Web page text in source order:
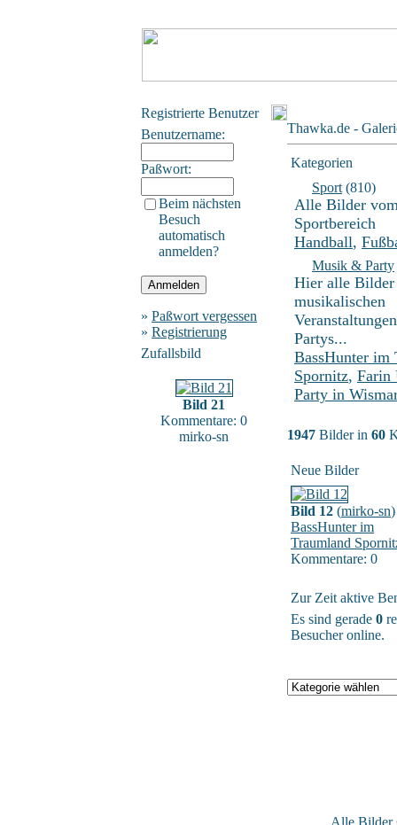
Registrierte Benutzer
Benutzername:
Paßwort:
Beim nächsten
Besuch
automatisch
anmelden?
» Paßwort vergessen
» Registrierung
Zufallsbild
Bild 21
Kommentare: 0
mirko-sn
Thawka.de -
Kategorien
Sport (810)
Alle Bilder
Sportbereich
Handball,
Musik & Party
Hier alle
musikalischen
Partys...
BassHunter im
Spornitz, Farin
Party in
1947 Bilder in 60
Neue Bilder
Bild 12 (mirko-sn)
BassHunter im
Traumland
Kommentare: 0
Zur Zeit aktive
Es sind gerade 0
Besucher online.
Alle